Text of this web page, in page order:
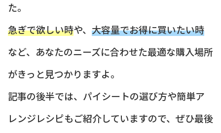
た。
急ぎで欲しい時や、 大容量でお得に買いたい時
など、あなたのニーズに合わせた最適な購入場所
がきっと見つかりますよ。
記事の後半では、パイシートの選び方や簡単ア
レンジレシピもご紹介していますので、ぜひ最後